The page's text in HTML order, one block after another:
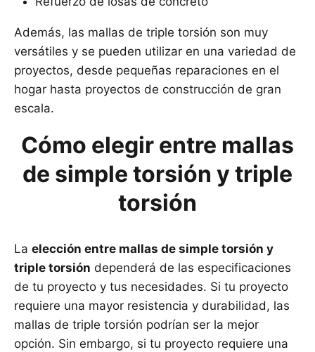
Además, las mallas de triple torsión son muy
versátiles y se pueden utilizar en una variedad de
proyectos, desde pequeñas reparaciones en el
hogar hasta proyectos de construcción de gran
escala.
Cómo elegir entre mallas
de simple torsión y triple
torsión
La elección entre mallas de simple torsión y
triple torsión dependerá de las especificaciones
de tu proyecto y tus necesidades. Si tu proyecto
requiere una mayor resistencia y durabilidad, las
mallas de triple torsión podrían ser la mejor
opción. Sin embargo, si tu proyecto requiere una